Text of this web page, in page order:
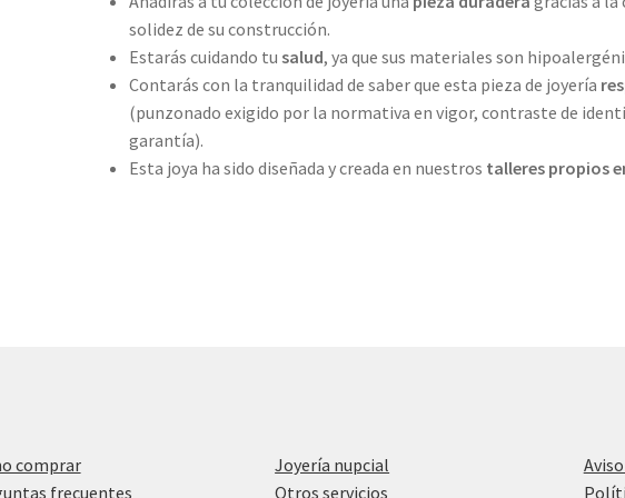
solidez de su construcción.
Estarás cuidando tu salud, ya que sus materiales son
Contarás con la tranquilidad de saber que esta pieza de joyería
(punzonado exigido por la normativa en vigor, contraste de
garantía).
Esta joya ha sido diseñada y creada en nuestros talleres propios
comprar
frecuentes
Joyería nupcial
Otros servicios